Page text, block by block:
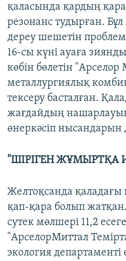
қаласында қардың
резонанс тудырған.
дереу шешетін
16-сы күні ауаға
көбін бөлетін "Арселор
металлургиялық
тексеру басталған.
жағдайдың
өнеркәсіп нысандарын
"ШІРІГЕН ЖҰМЫРТҚА
Желтоқсанда қаладағы
қап-қара болып жатқан.
сутек мөлшері 11,2
"АрселорМиттал
экология департаменті